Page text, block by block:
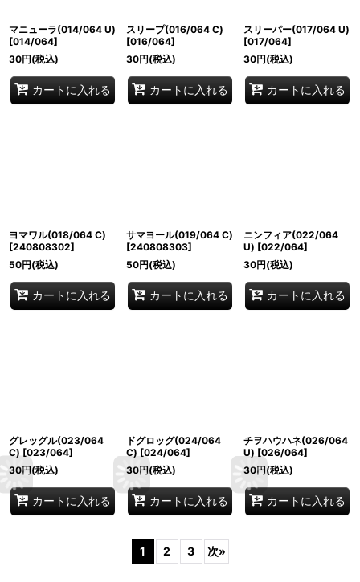
マニューラ(014/064 U)
[014/064]
30円(税込)
カートに入れる
スリープ(016/064 C)
[016/064]
30円(税込)
カートに入れる
スリーパー(017/064 U)
[017/064]
30円(税込)
カートに入れる
ヨマワル(018/064 C)
[240808302]
50円(税込)
カートに入れる
サマヨール(019/064 C)
[240808303]
50円(税込)
カートに入れる
ニンフィア(022/064
U) [022/064]
30円(税込)
カートに入れる
グレッグル(023/064
C) [023/064]
30円(税込)
カートに入れる
ドグロッグ(024/064
C) [024/064]
30円(税込)
カートに入れる
チヲハウハネ(026/064
U) [026/064]
30円(税込)
カートに入れる
1 2 3 次»